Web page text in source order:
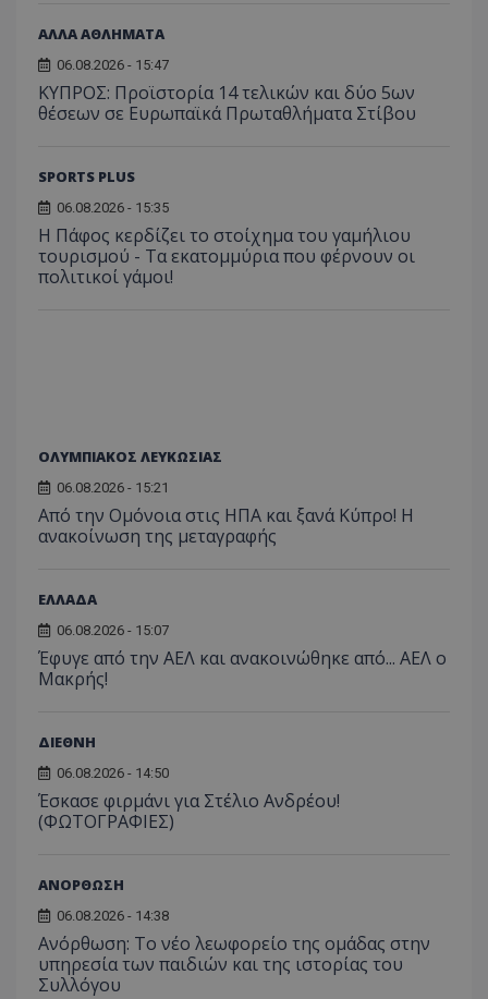
ΑΛΛΑ ΑΘΛΗΜΑΤΑ
06.08.2026 - 15:47
ΚΥΠΡΟΣ: Προϊστορία 14 τελικών και δύο 5ων
θέσεων σε Ευρωπαϊκά Πρωταθλήματα Στίβου
SPORTS PLUS
06.08.2026 - 15:35
Η Πάφος κερδίζει το στοίχημα του γαμήλιου
τουρισμού - Τα εκατομμύρια που φέρνουν οι
πολιτικοί γάμοι!
ΟΛΥΜΠΙΑΚΟΣ ΛΕΥΚΩΣΙΑΣ
06.08.2026 - 15:21
Από την Ομόνοια στις ΗΠΑ και ξανά Κύπρο! Η
ανακοίνωση της μεταγραφής
ΕΛΛΑΔΑ
06.08.2026 - 15:07
Έφυγε από την ΑΕΛ και ανακοινώθηκε από... ΑΕΛ ο
Μακρής!
ΔΙΕΘΝΗ
06.08.2026 - 14:50
Έσκασε φιρμάνι για Στέλιο Ανδρέου!
(ΦΩΤΟΓΡΑΦΙΕΣ)
ΑΝΟΡΘΩΣΗ
06.08.2026 - 14:38
Ανόρθωση: Το νέο λεωφορείο της ομάδας στην
υπηρεσία των παιδιών και της ιστορίας του
Συλλόγου